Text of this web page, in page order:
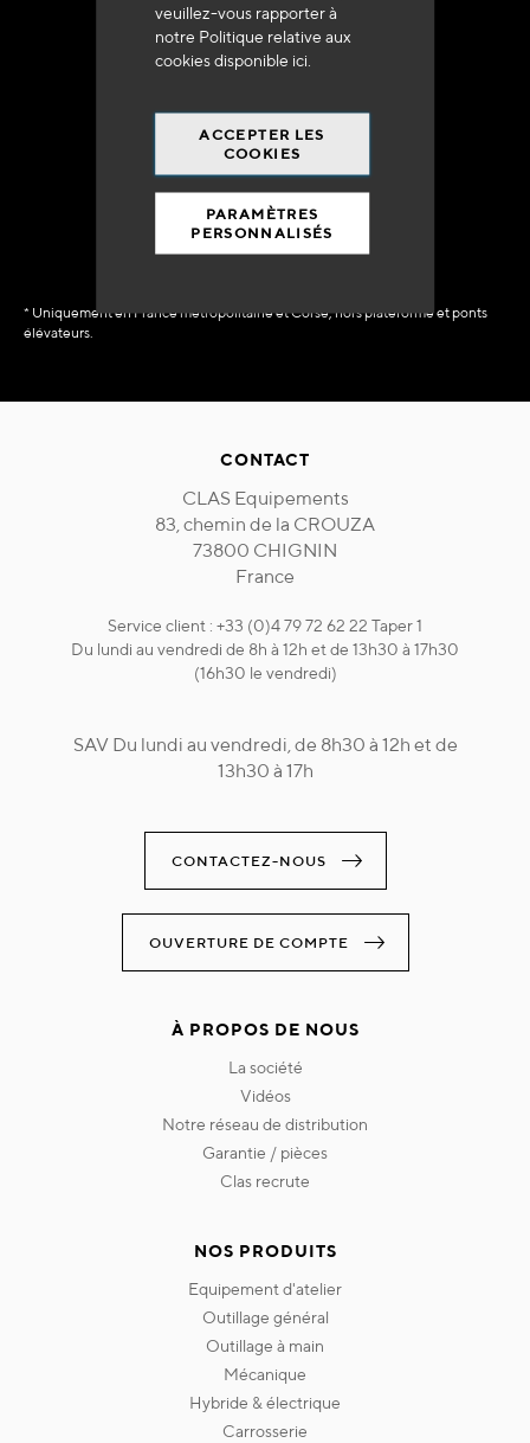
veuillez-vous rapporter à
notre Politique relative aux
cookies disponible ici
ACCEPTER LES
COOKIES
PARAMÈTRES
PERSONNALISÉS
90% du catalogue
en disponibilité
immédiate
* Uniquement en France métropolitaine et Corse, hors plateforme et ponts
élévateurs.
CONTACT
CLAS Equipements
83, chemin de la CROUZA
73800 CHIGNIN
France
Service client : +33 (0)4 79 72 62 22 Taper 1
Du lundi au vendredi de 8h à 12h et de 13h30 à 17h30
(16h30 le vendredi)
SAV Du lundi au vendredi, de 8h30 à 12h et de
13h30 à 17h
CONTACTEZ-NOUS
OUVERTURE DE COMPTE
À PROPOS DE NOUS
la société
vidéos
notre réseau de distribution
garantie / pièces
clas recrute
NOS PRODUITS
equipement d'atelier
outillage général
outillage à main
mécanique
hybride & électrique
carrosserie